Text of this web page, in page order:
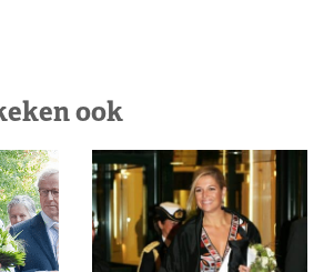
ook